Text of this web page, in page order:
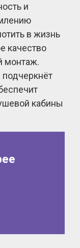
и
в жизнь
качество
монтаж.
подчеркнёт
кабины